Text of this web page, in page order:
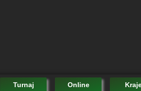
Turnaj Online